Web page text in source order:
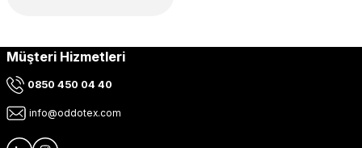
Müşteri Hizmetleri
0850 450 04 40
info@oddotex.com